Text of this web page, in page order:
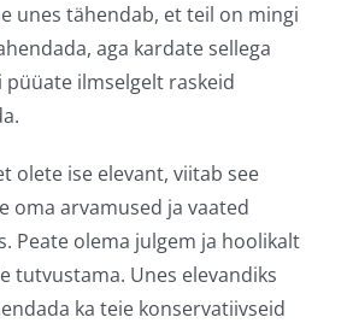
unes tähendab, et teil on mingi
aga kardate sellega
ilmselgelt raskeid
olete ise elevant, viitab see
oma arvamused ja vaated
Peate olema julgem ja hoolikalt
tutvustama. Unes elevandiks
ka teie konservatiivseid